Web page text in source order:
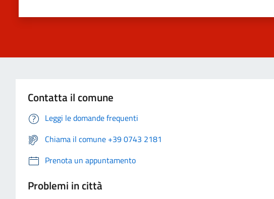
Contatta il comune
Leggi le domande frequenti
Chiama il comune +39 0743 2181
Prenota un appuntamento
Problemi in città